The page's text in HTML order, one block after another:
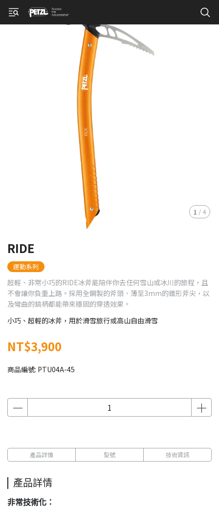
1 / 4
RIDE
運動系列
超輕、非常小巧的RIDE冰斧能陪伴你去任何雪山或冰川的旅程，且
不會讓你負重上路。採用全鋼製的斧頭、薄至3mm的錐形斧尖，以
及彎曲的鎬柄都能帶來穩固的穿透效果。
小巧、超輕的冰斧，用於滑雪旅行或高山自由滑雪
NT$3,900
商品編號: PTU04A-45
產品詳情 型號 技術資訊
產品詳情
非常技術化：